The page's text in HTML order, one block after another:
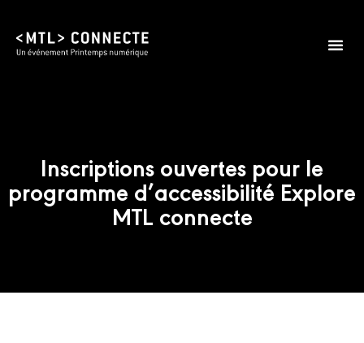
Inscriptions ouvertes pour le
programme d’accessibilité Explore
MTL connecte